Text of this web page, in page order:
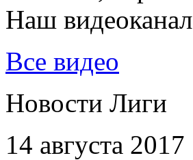
Наш видеоканал
Все видео
Новости Лиги
14 августа 2017